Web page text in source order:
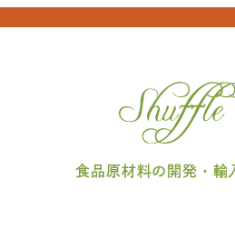
食品原材料の開発・輸